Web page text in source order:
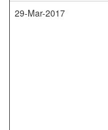
29-Mar-2017